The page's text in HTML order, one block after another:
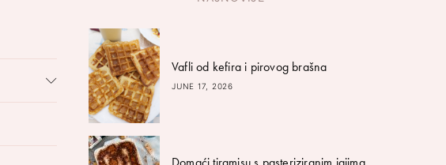
Vafli od kefira i pirovog brašna
JUNE 17, 2026